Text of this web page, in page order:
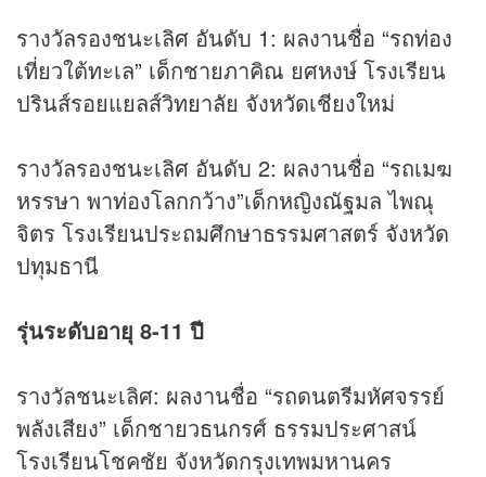
รางวัลรองชนะเลิศ อันดับ 1: ผลงานชื่อ “รถท่อง
เที่ยวใต้ทะเล” เด็กชายภาคิณ ยศหงษ์ โรงเรียน
ปรินส์รอยแยลส์วิทยาลัย จังหวัดเชียงใหม่
รางวัลรองชนะเลิศ อันดับ 2: ผลงานชื่อ “รถเมฆ
หรรษา พาท่องโลกกว้าง”เด็กหญิงณัฐมล ไพณุ
จิตร โรงเรียนประถมศึกษาธรรมศาสตร์ จังหวัด
ปทุมธานี
รุ่นระดับอายุ 8-11 ปี
รางวัลชนะเลิศ: ผลงานชื่อ “รถดนตรีมหัศจรรย์
พลังเสียง” เด็กชายวธนกรศ์ ธรรมประศาสน์
โรงเรียนโชคชัย จังหวัดกรุงเทพมหานคร